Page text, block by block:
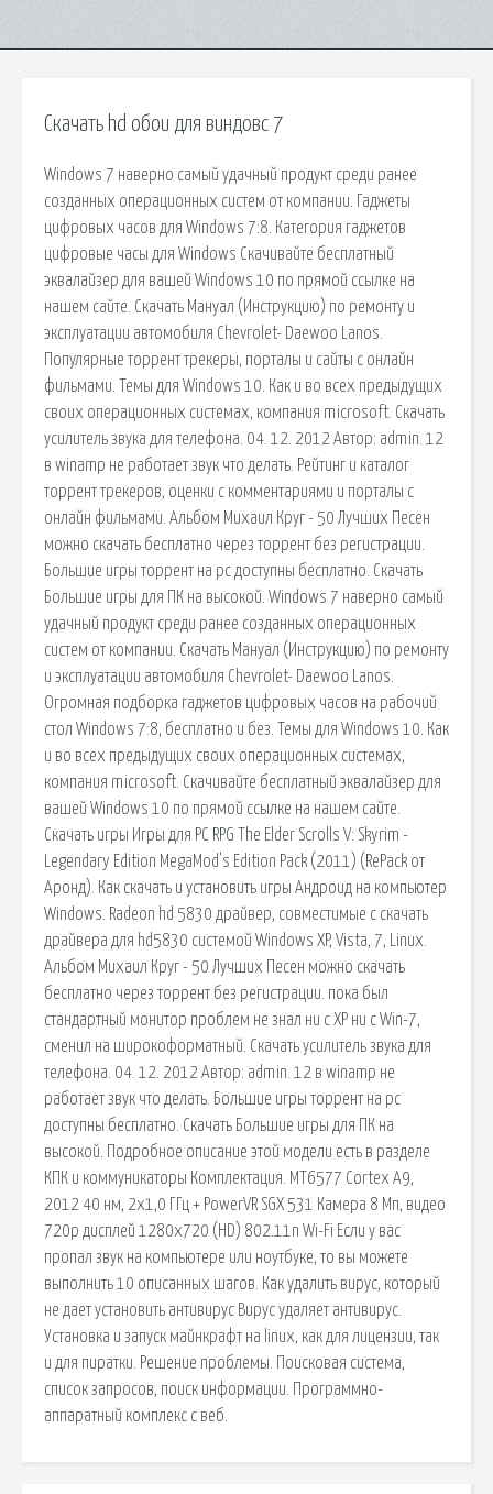
Скачать hd обои для виндовс 7
Windows 7 наверно самый удачный продукт среди ранее
созданных операционных систем от компании. Гаджеты
цифровых часов для Windows 7:8. Категория гаджетов
цифровые часы для Windows Скачивайте бесплатный
эквалайзер для вашей Windows 10 по прямой ссылке на
нашем сайте. Скачать Мануал (Инструкцию) по ремонту и
эксплуатации автомобиля Chevrolet- Daewoo Lanos.
Популярные торрент трекеры, порталы и сайты с онлайн
фильмами. Темы для Windows 10. Как и во всех предыдущих
своих операционных системах, компания microsoft. Скачать
усилитель звука для телефона. 04. 12. 2012 Автор: admin. 12
в winamp не работает звук что делать. Рейтинг и каталог
торрент трекеров, оценки с комментариями и порталы с
онлайн фильмами. Альбом Михаил Круг - 50 Лучших Песен
можно скачать бесплатно через торрент без регистрации.
Большие игры торрент на pc доступны бесплатно. Скачать
Большие игры для ПК на высокой. Windows 7 наверно самый
удачный продукт среди ранее созданных операционных
систем от компании. Скачать Мануал (Инструкцию) по ремонту
и эксплуатации автомобиля Chevrolet- Daewoo Lanos.
Огромная подборка гаджетов цифровых часов на рабочий
стол Windows 7:8, бесплатно и без. Темы для Windows 10. Как
и во всех предыдущих своих операционных системах,
компания microsoft. Скачивайте бесплатный эквалайзер для
вашей Windows 10 по прямой ссылке на нашем сайте.
Скачать игры Игры для PC RPG The Elder Scrolls V: Skyrim -
Legendary Edition MegaMod's Edition Pack (2011) (RePack oт
Аронд). Как скачать и установить игры Андроид на компьютер
Windows. Radeon hd 5830 драйвер, совместимые с скачать
драйвера для hd5830 системой Windows XP, Vista, 7, Linux.
Альбом Михаил Круг - 50 Лучших Песен можно скачать
бесплатно через торрент без регистрации. пока был
стандартный монитор проблем не знал ни с XP ни с Win-7,
сменил на широкоформатный. Скачать усилитель звука для
телефона. 04. 12. 2012 Автор: admin. 12 в winamp не
работает звук что делать. Большие игры торрент на pc
доступны бесплатно. Скачать Большие игры для ПК на
высокой. Подробное описание этой модели есть в разделе
КПК и коммуникаторы Комплектация. MT6577 Cortex A9,
2012 40 нм, 2x1,0 ГГц + PowerVR SGX 531 Камера 8 Мп, видео
720p дисплей 1280x720 (HD) 802.11n Wi-Fi Если у вас
пропал звук на компьютере или ноутбуке, то вы можете
выполнить 10 описанных шагов. Как удалить вирус, который
не дает установить антивирус Вирус удаляет антивирус.
Установка и запуск майнкрафт на linux, как для лицензии, так
и для пиратки. Решение проблемы. Поисковая сиcтема,
список запросов, поиск информации. Программно-
аппаратный комплекс с веб.